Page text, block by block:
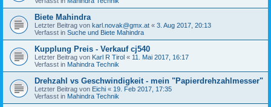
Biete Mahindra
Letzter Beitrag von karl.novak@gmx.at « 3. Aug 2017, 20:13
Verfasst in Suche und Biete Mahindra
Kupplung Preis - Verkauf cj540
Letzter Beitrag von Karl R Tirol « 11. Mai 2017, 16:17
Verfasst in Mahindra Technik
Drehzahl vs Geschwindigkeit - mein "Papierdrehzahlmesser"
Letzter Beitrag von Eichi « 19. Feb 2017, 17:35
Verfasst in Mahindra Technik